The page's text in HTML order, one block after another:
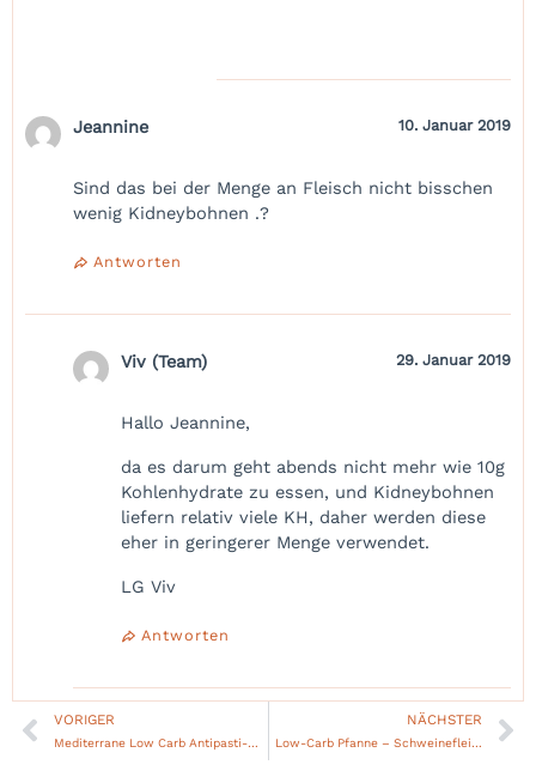
Jeannine 10. Januar 2019
Sind das bei der Menge an Fleisch nicht bisschen
wenig Kidneybohnen .?
Antworten
Viv (Team) 29. Januar 2019
Hallo Jeannine,
da es darum geht abends nicht mehr wie 10g
Kohlenhydrate zu essen, und Kidneybohnen
liefern relativ viele KH, daher werden diese
eher in geringerer Menge verwendet.
LG Viv
Antworten
Zurück
VORIGER
Mediterrane Low Carb Antipasti-Auberginen-Röllchen
NÄCHSTER
Low-Carb Pfanne – Schweinefleisch süß-sauer